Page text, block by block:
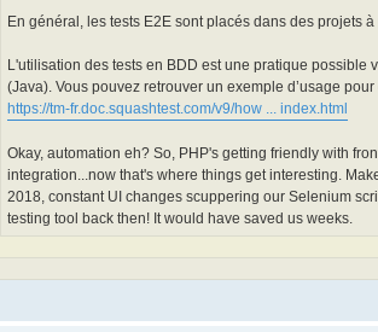
En général, les tests E2E sont placés dans des projets
L'utilisation des tests en BDD est une pratique possible
(Java). Vous pouvez retrouver un exemple d’usage
https://tm-fr.doc.squashtest.com/v9/how ... index.html
Okay, automation eh? So, PHP's getting friendly with
integration...now that's where things get interesting.
2018, constant UI changes scuppering our Selenium
testing tool back then! It would have saved us weeks.